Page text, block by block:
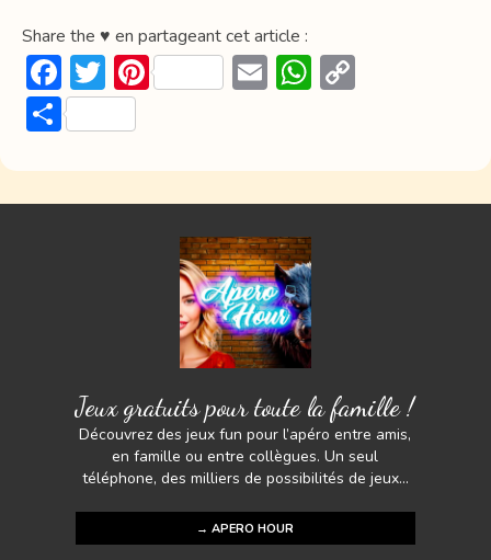
Share the ♥ en partageant cet article :
F
ac
e
b
o
T
w
itt
er
Pi
e
st
E
l
W
s
A
y
Li
P
ta
g
Jeux gratuits pour toute la famille !
Découvrez des jeux fun pour l’apéro entre amis,
en famille ou entre collègues. Un seul
téléphone, des milliers de possibilités de jeux...
→ APERO HOUR